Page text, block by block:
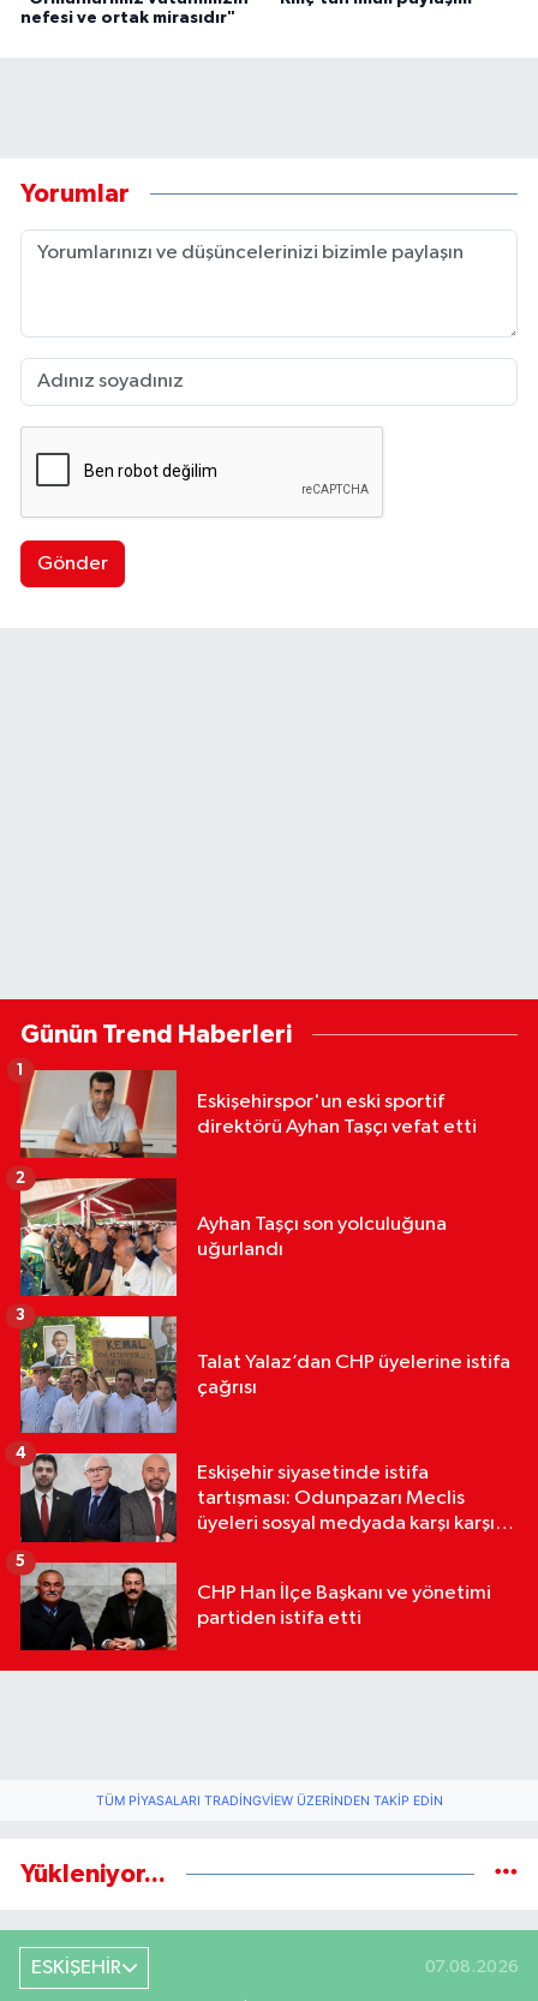
nefesi ve ortak mirasıdır"
Yorumlar
Gönder
Günün Trend Haberleri
Eskişehirspor'un eski sportif
direktörü Ayhan Taşçı vefat etti
1
Ayhan Taşçı son yolculuğuna
uğurlandı
2
Talat Yalaz’dan CHP üyelerine istifa
çağrısı
3
Eskişehir siyasetinde istifa
tartışması: Odunpazarı Meclis
üyeleri sosyal medyada karşı karşıya
4
CHP Han İlçe Başkanı ve yönetimi
partiden istifa etti
5
TÜM PIYASALARI TRADINGVIEW ÜZERINDEN TAKIP EDIN
Yükleniyor...
ESKİŞEHİR 07.08.2026